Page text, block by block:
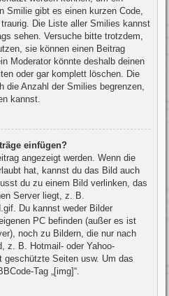
Smilie gibt es einen kurzen Code,
Die Liste aller Smilies kannst
sehen. Versuche bitte trotzdem,
sie können einen Beitrag
Moderator könnte deshalb deinen
oder gar komplett löschen. Die
die Anzahl der Smilies begrenzen,
kannst.
einfügen?
angezeigt werden. Wenn die
hat, kannst du das Bild auch
du zu einem Bild verlinken, das
Server liegt, z. B.
Du kannst weder Bilder
PC befinden (außer es ist
noch zu Bildern, die nur nach
z. B. Hotmail- oder Yahoo-
geschützte Seiten usw. Um das
Tag „[img]“.